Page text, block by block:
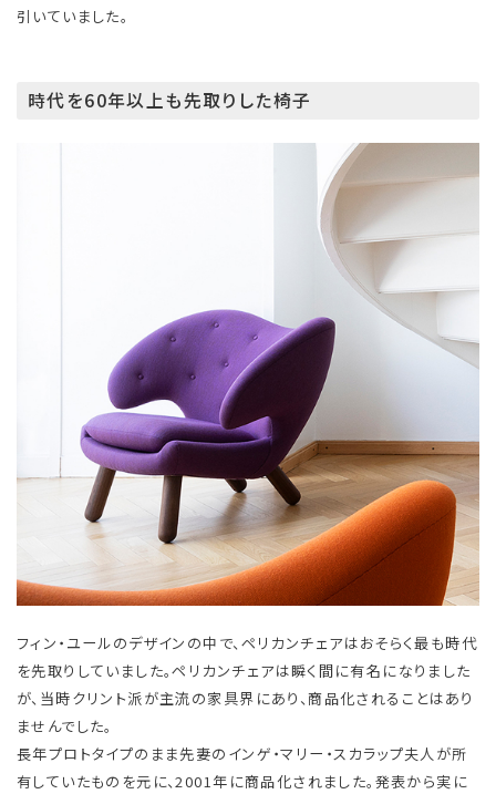
引いていました。
時代を60年以上も先取りした椅子
フィン・ユールのデザインの中で、ペリカンチェアはおそらく最も時代
を先取りしていました。ペリカンチェアは瞬く間に有名になりました
が、当時クリント派が主流の家具界にあり、商品化されることはあり
ませんでした。
長年プロトタイプのまま先妻のインゲ・マリー・スカラップ夫人が所
有していたものを元に、2001年に商品化されました。発表から実に